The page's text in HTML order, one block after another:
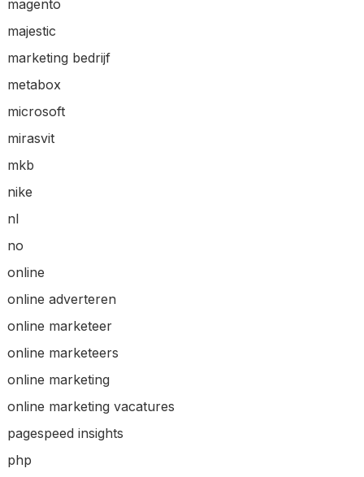
magento
majestic
marketing bedrijf
metabox
microsoft
mirasvit
mkb
nike
nl
no
online
online adverteren
online marketeer
online marketeers
online marketing
online marketing vacatures
pagespeed insights
php